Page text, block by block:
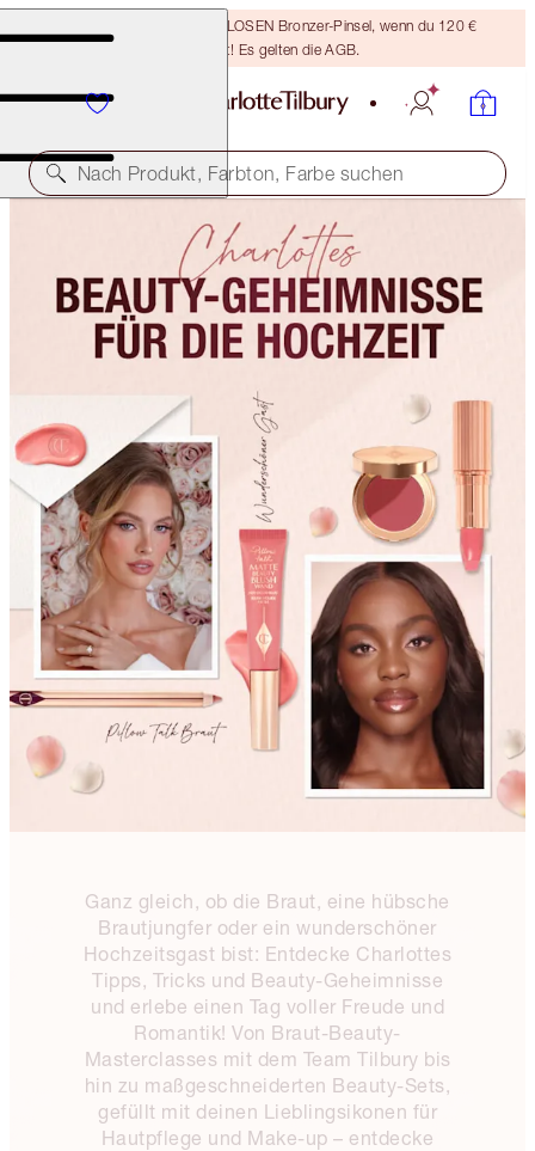
Sichere dir einen KOSTENLOSEN Bronzer-Pinsel, wenn du 120 €
ausgibst! Es gelten die AGB.
Nach Produkt, Farbton, Farbe suchen
Ganz gleich, ob die Braut, eine hübsche
Brautjungfer oder ein wunderschöner
Hochzeitsgast bist: Entdecke Charlottes
Tipps, Tricks und Beauty-Geheimnisse
und erlebe einen Tag voller Freude und
Romantik! Von Braut-Beauty-
Masterclasses mit dem Team Tilbury bis
hin zu maßgeschneiderten Beauty-Sets,
gefüllt mit deinen Lieblingsikonen für
Hautpflege und Make-up – entdecke